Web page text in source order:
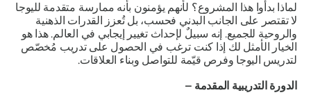
لماذا بدأوا هذا المشروع؟ لأنهم يؤمنون بأنه ممارسة متقدمة لليوجا
لا تقتصر على الجانب البدني فحسب، بل تُعزز القدرات الذهنية
والروحية للجميع. إنه سبيلٌ لإحداث تغيير إيجابي في العالم. هذا هو
الخيار الأمثل لك إذا كنت ترغب في الحصول على تدريب مُخصّص
لتدريس اليوجا وفرص قيّمة للتواصل وبناء العلاقات.
الدورة التدريبية المقدمة –